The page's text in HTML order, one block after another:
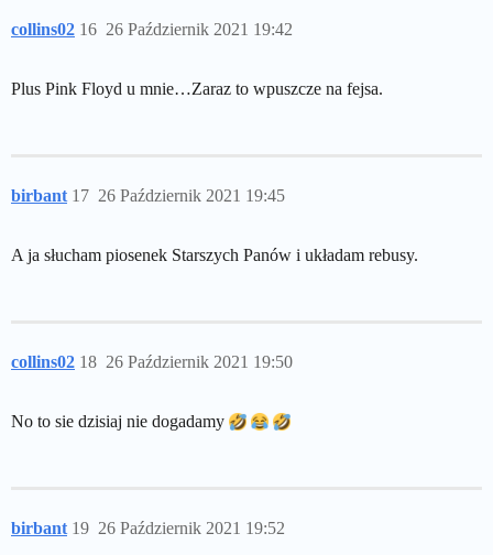
collins02 26 Październik 2021 19:42
16
Plus Pink Floyd u mnie…Zaraz to wpuszcze na fejsa.
birbant 26 Październik 2021 19:45
17
A ja słucham piosenek Starszych Panów i układam rebusy.
collins02 26 Październik 2021 19:50
18
No to sie dzisiaj nie dogadamy
birbant 26 Październik 2021 19:52
19